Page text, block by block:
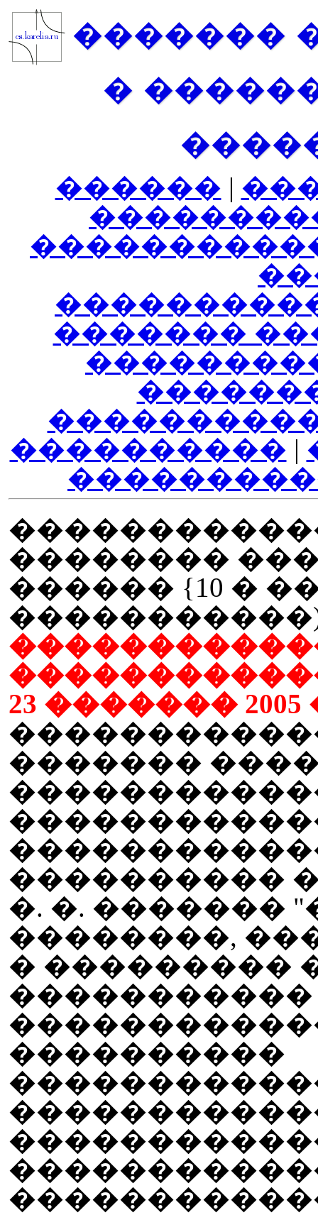
�������
�
������ |
�������
���������� |
��������
������ {10 �
23 ������� 2005
�������
����������
�. �. �������
��������,
� ���������
����������
������������